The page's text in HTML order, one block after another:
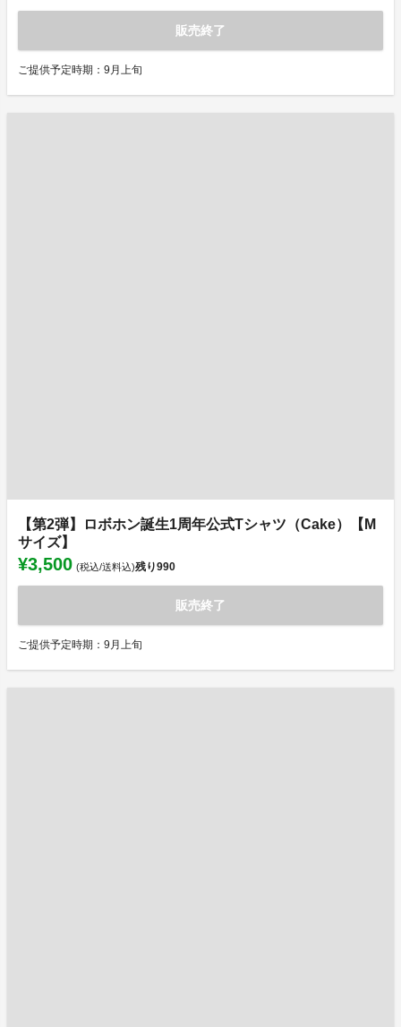
販売終了
ご提供予定時期：9月上旬
【第2弾】ロボホン誕生1周年公式Tシャツ（Cake）【M
サイズ】
¥3,500 (税込/送料込)残り990
販売終了
ご提供予定時期：9月上旬